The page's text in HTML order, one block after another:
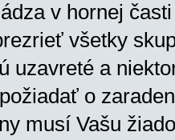
v hornej
všetky
uzavreté a
o
musí Vašu